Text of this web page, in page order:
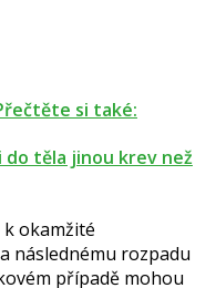
si také:
těla jinou krev než
okamžité
následnému rozpadu
případě mohou